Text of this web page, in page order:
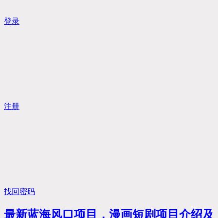
登录
注册
找回密码
最新蓝海风口项目，漫画短剧项目介绍及